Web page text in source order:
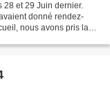
28 et 29 Juin dernier.
donné rendez-
nous avons pris la